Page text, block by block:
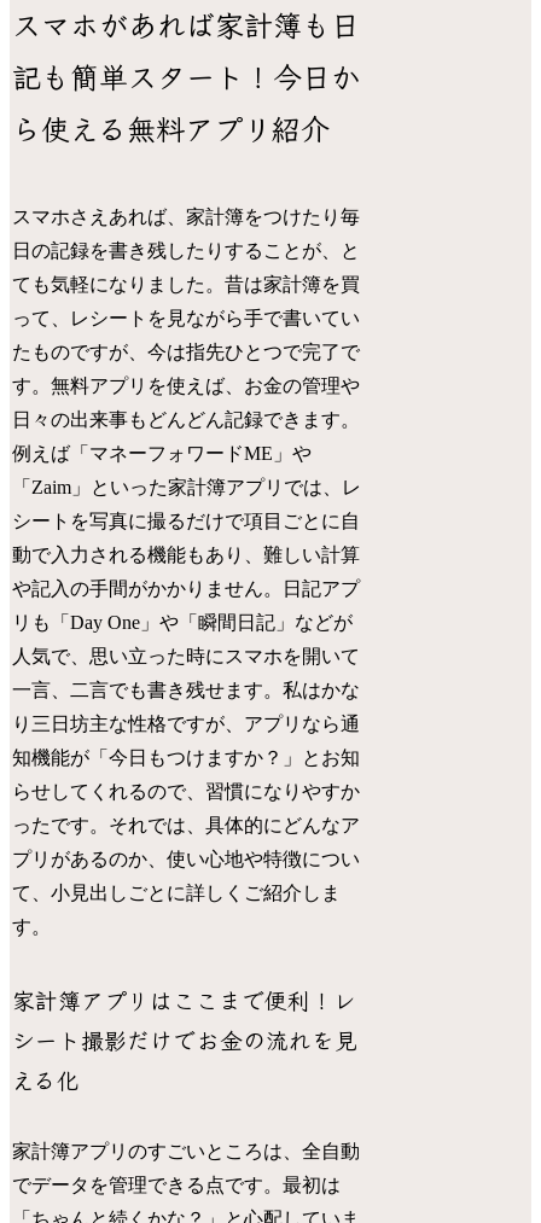
スマホがあれば家計簿も日
記も簡単スタート！今日か
ら使える無料アプリ紹介
スマホさえあれば、家計簿をつけたり毎
日の記録を書き残したりすることが、と
ても気軽になりました。昔は家計簿を買
って、レシートを見ながら手で書いてい
たものですが、今は指先ひとつで完了で
す。無料アプリを使えば、お金の管理や
日々の出来事もどんどん記録できます。
例えば「マネーフォワードME」や
「Zaim」といった家計簿アプリでは、レ
シートを写真に撮るだけで項目ごとに自
動で入力される機能もあり、難しい計算
や記入の手間がかかりません。日記アプ
リも「Day One」や「瞬間日記」などが
人気で、思い立った時にスマホを開いて
一言、二言でも書き残せます。私はかな
り三日坊主な性格ですが、アプリなら通
知機能が「今日もつけますか？」とお知
らせしてくれるので、習慣になりやすか
ったです。それでは、具体的にどんなア
プリがあるのか、使い心地や特徴につい
て、小見出しごとに詳しくご紹介しま
す。
家計簿アプリはここまで便利！レ
シート撮影だけでお金の流れを見
える化
家計簿アプリのすごいところは、全自動
でデータを管理できる点です。最初は
「ちゃんと続くかな？」と心配していま